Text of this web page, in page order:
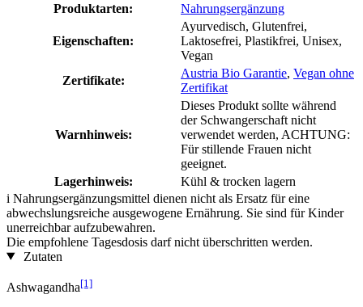
Produktarten:
Nahrungsergänzung
Eigenschaften:
Ayurvedisch, Glutenfrei,
Laktosefrei, Plastikfrei, Unisex,
Vegan
Zertifikate:
Austria Bio Garantie, Vegan ohne
Zertifikat
Warnhinweis:
Dieses Produkt sollte während
der Schwangerschaft nicht
verwendet werden, ACHTUNG:
Für stillende Frauen nicht
geeignet.
Lagerhinweis:
Kühl & trocken lagern
i Nahrungsergänzungsmittel dienen nicht als Ersatz für eine
abwechslungsreiche ausgewogene Ernährung. Sie sind für Kinder
unerreichbar aufzubewahren.
Die empfohlene Tagesdosis darf nicht überschritten werden.
Zutaten
Ashwagandha[1]